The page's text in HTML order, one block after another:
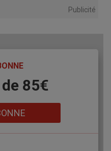
Publicité
85€